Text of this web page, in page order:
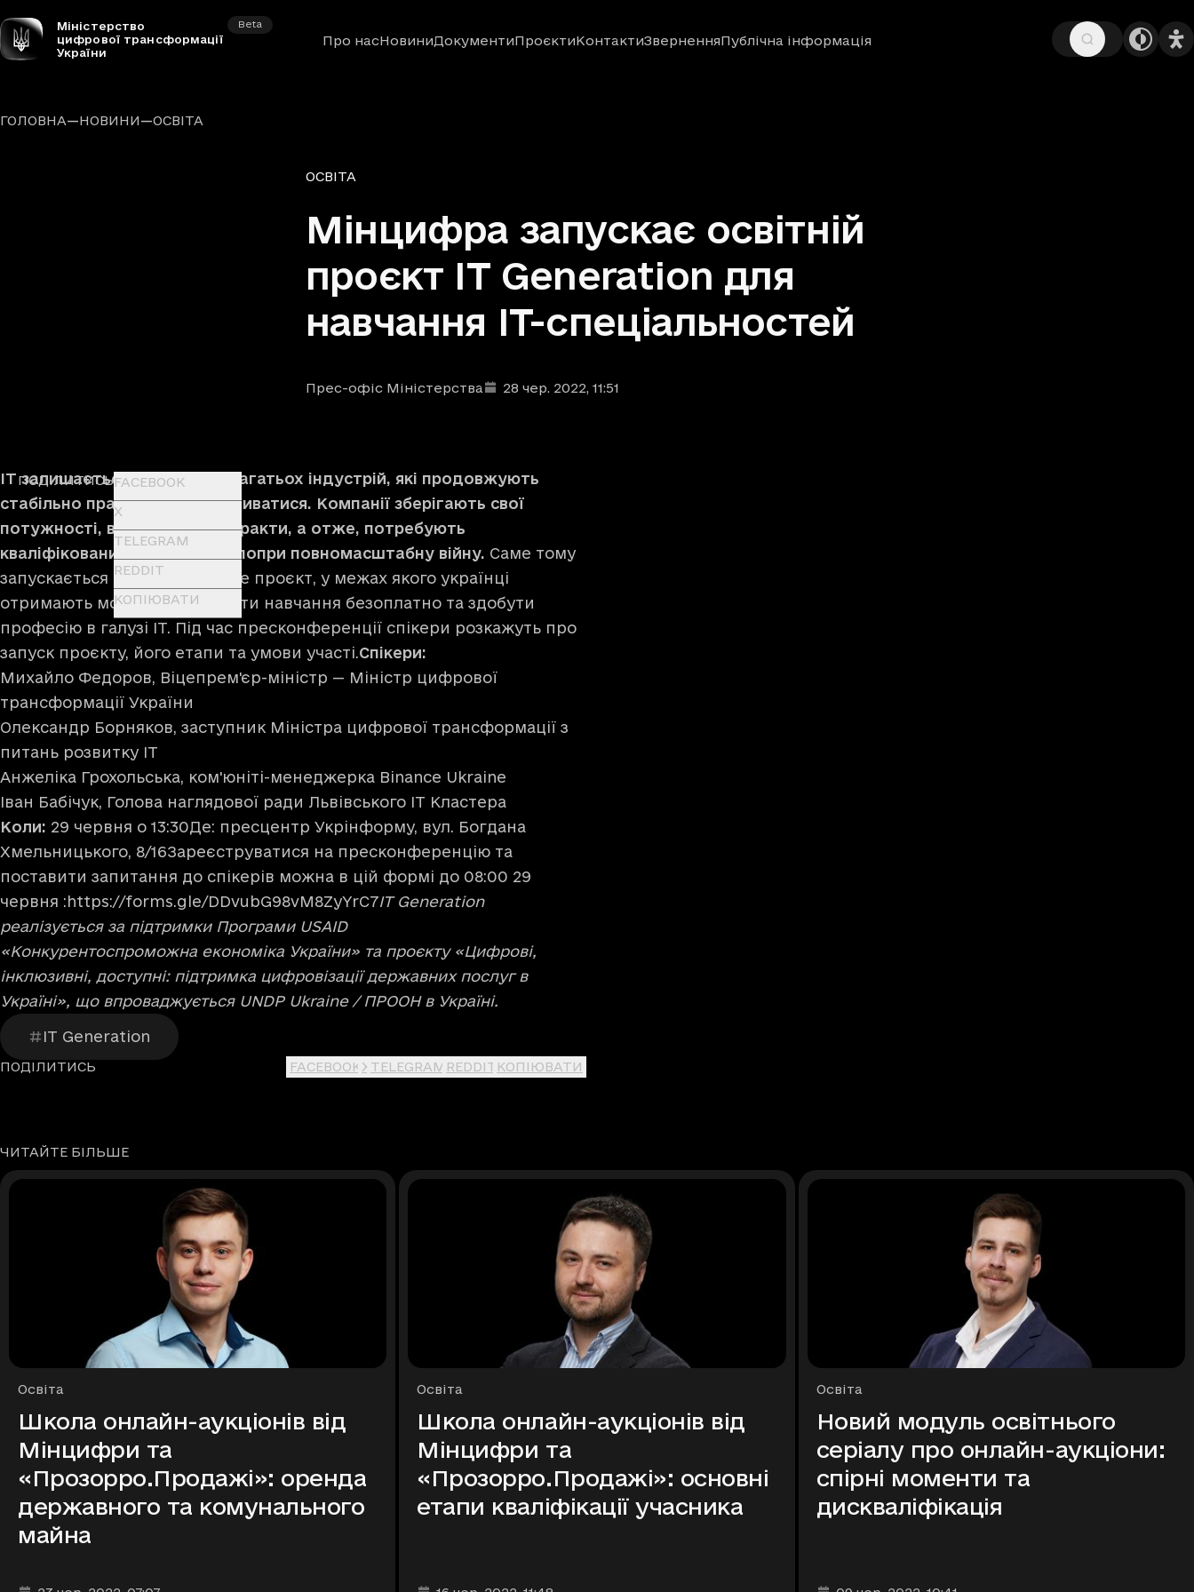
Міністерство
цифрової трансформації
України
Beta
Про насНовиниДокументиПроєктиКонтактиЗверненняПублічна інформація
ГОЛОВНА—НОВИНИ—ОСВІТА
Рубрики
ОСВІТА
Мінцифра запускає освітній
проєкт IT Generation для
навчання IT-спеціальностей
Автори
Прес-офіс Міністерства
Дата та час публікації : 28 чер. 2022, 11:51
ПОДІЛИТИСЬFACEBOOK
X
TELEGRAM
REDDIT
КОПІЮВАТИ
ІТ залишається однією з небагатьох індустрій, які продовжують
стабільно працювати та розвиватися. Компанії зберігають свої
потужності, виконують контракти, а отже, потребують
кваліфікованих працівників, попри повномасштабну війну. Саме тому
запускається ІТ Generation. Це проєкт, у межах якого українці
отримають можливість пройти навчання безоплатно та здобути
професію в галузі IT. Під час пресконференції спікери розкажуть про
запуск проєкту, його етапи та умови участі.Cпікери:
Михайло Федоров, Віцепрем'єр-міністр — Міністр цифрової
трансформації України
Олександр Борняков, заступник Міністра цифрової трансформації з
питань розвитку IT
Анжеліка Грохольська, ком'юніті-менеджерка Binance Ukraine
Іван Бабічук, Голова наглядової ради Львівського IT Кластера
Коли: 29 червня о 13:30Де: пресцентр Укрінформу, вул. Богдана
Хмельницького, 8/16Зареєструватися на пресконференцію та
поставити запитання до спікерів можна в цій формі до 08:00 29
червня :https://forms.gle/DDvubG98vM8ZyYrC7IT Generation
реалізується за підтримки Програми USAID
«Конкурентоспроможна економіка України» та проєкту «Цифрові,
інклюзивні, доступні: підтримка цифровізації державних послуг в
Україні», що впроваджується UNDP Ukraine / ПРООН в Україні.
IT Generation
ПОДІЛИТИСЬ FACEBOOK X TELEGRAM REDDIT КОПІЮВАТИ
ЧИТАЙТЕ БІЛЬШЕ
Рубрики
Освіта
Школа онлайн-аукціонів від
Мінцифри та
«Прозорро.Продажі»: оренда
державного та комунального
майна
Рубрики
Освіта
Школа онлайн-аукціонів від
Мінцифри та
«Прозорро.Продажі»: основні
етапи кваліфікації учасника
Рубрики
Освіта
Новий модуль освітнього
серіалу про онлайн-аукціони:
спірні моменти та
дискваліфікація